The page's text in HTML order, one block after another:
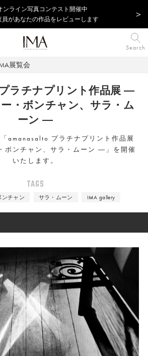
ンライン写真コンテスト開催中
員があなたの作品をレビューします
Search
展覧会
ラチナプリント作品展―
・ボンチャン、サラ・ム
ーン ―
amanasalto プラチナプリント作品展
ボンチャン、サラ・ムーン ―」を開催
いたします。
TAGS
ンチャン サラ・ムーン IMA gallery